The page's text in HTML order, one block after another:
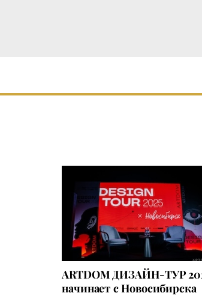
ARTDOM ДИЗАЙН-ТУР
начинает с Новосибирска